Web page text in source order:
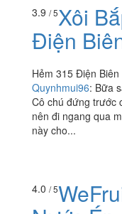
3.9 / 5Xôi
Điện
Hẻm 315 Điện Biên
Quynhmui96: Bữa
Cô chú đứng trước
nên đi ngang qua
này cho...
4.0 / 5